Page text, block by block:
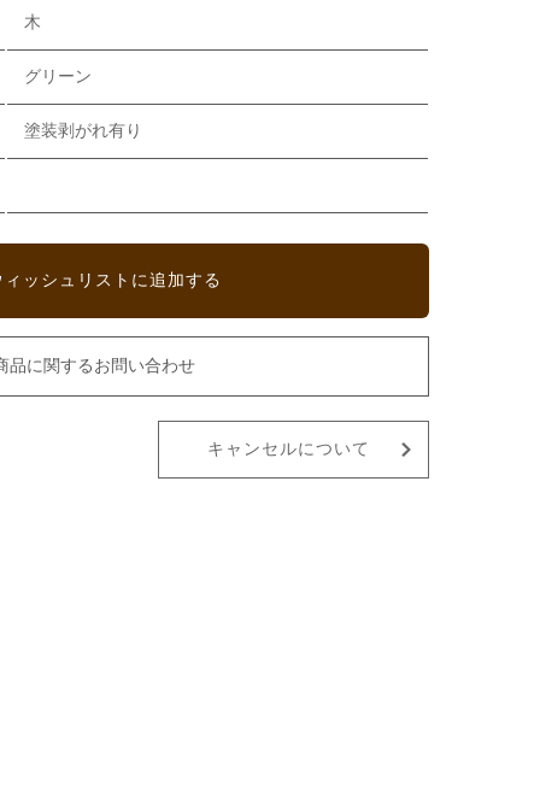
木
グリーン
塗装剥がれ有り
ィッシュリストに追加する
品に関するお問い合わせ
キャンセルについて